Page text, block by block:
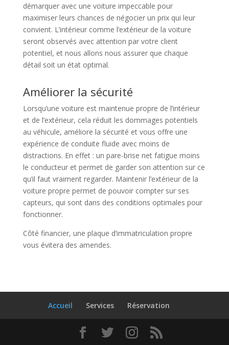
démarquer avec une voiture impeccable pour
maximiser leurs chances de négocier un prix qui leur
convient. L’intérieur comme l’extérieur de la voiture
seront observés avec attention par votre client
potentiel, et nous allons nous assurer que chaque
détail soit un état optimal.
Améliorer la sécurité
Lorsqu’une voiture est maintenue propre de l’intérieur
et de l’extérieur, cela réduit les dommages potentiels
au véhicule, améliore la sécurité et vous offre une
expérience de conduite fluide avec moins de
distractions. En effet : un pare-brise net fatigue moins
le conducteur et permet de garder son attention sur ce
qu’il faut vraiment regarder. Maintenir l’extérieur de la
voiture propre permet de pouvoir compter sur ses
capteurs, qui sont dans des conditions optimales pour
fonctionner.
Côté financier, une plaque d’immatriculation propre
vous évitera des amendes.
Accueil Services Réservation